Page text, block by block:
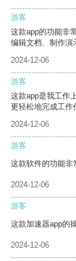
游客
这款app的功能非
编辑文档、制作演
2024-12-06
游客
这款app是我工作
更轻松地完成工作
2024-12-06
游客
这款软件的功能非
2024-12-06
游客
这款加速器app的
2024-12-06